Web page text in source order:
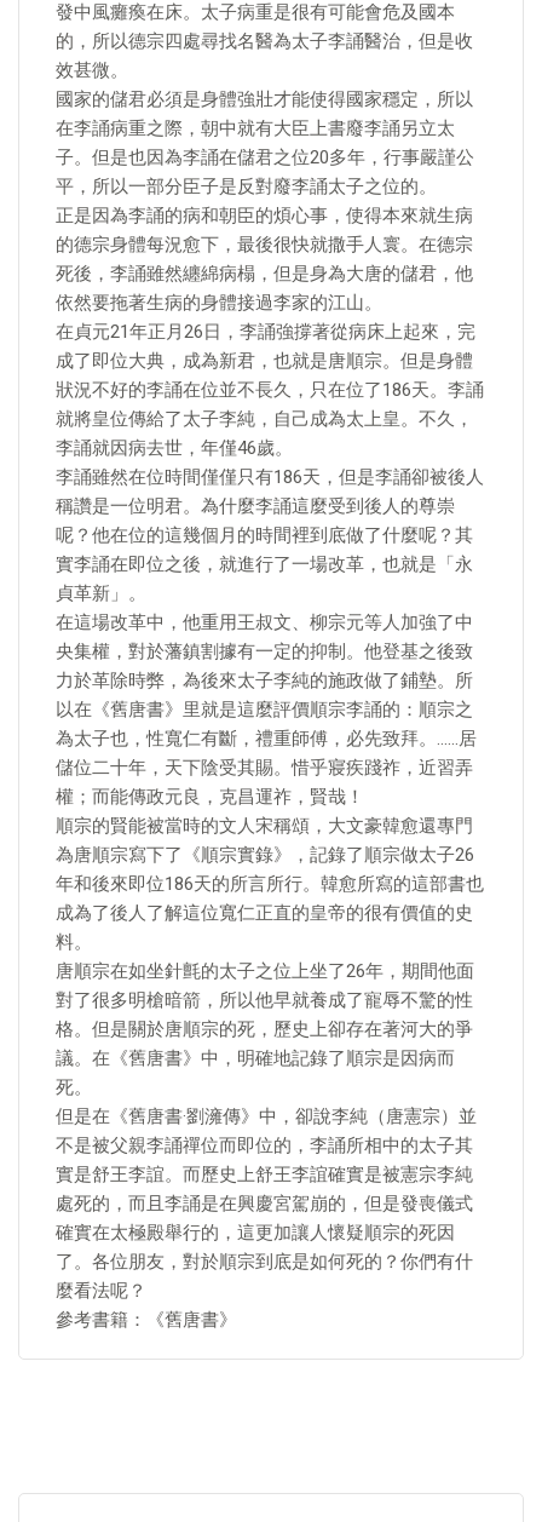
發中風癱瘓在床。太子病重是很有可能會危及國本
的，所以德宗四處尋找名醫為太子李誦醫治，但是收
效甚微。
國家的儲君必須是身體強壯才能使得國家穩定，所以
在李誦病重之際，朝中就有大臣上書廢李誦另立太
子。但是也因為李誦在儲君之位20多年，行事嚴謹公
平，所以一部分臣子是反對廢李誦太子之位的。
正是因為李誦的病和朝臣的煩心事，使得本來就生病
的德宗身體每況愈下，最後很快就撒手人寰。在德宗
死後，李誦雖然纏綿病榻，但是身為大唐的儲君，他
依然要拖著生病的身體接過李家的江山。
在貞元21年正月26日，李誦強撐著從病床上起來，完
成了即位大典，成為新君，也就是唐順宗。但是身體
狀況不好的李誦在位並不長久，只在位了186天。李誦
就將皇位傳給了太子李純，自己成為太上皇。不久，
李誦就因病去世，年僅46歲。
李誦雖然在位時間僅僅只有186天，但是李誦卻被後人
稱讚是一位明君。為什麼李誦這麼受到後人的尊崇
呢？他在位的這幾個月的時間裡到底做了什麼呢？其
實李誦在即位之後，就進行了一場改革，也就是「永
貞革新」。
在這場改革中，他重用王叔文、柳宗元等人加強了中
央集權，對於藩鎮割據有一定的抑制。他登基之後致
力於革除時弊，為後來太子李純的施政做了鋪墊。所
以在《舊唐書》里就是這麼評價順宗李誦的：順宗之
為太子也，性寬仁有斷，禮重師傅，必先致拜。……居
儲位二十年，天下陰受其賜。惜乎寢疾踐祚，近習弄
權；而能傳政元良，克昌運祚，賢哉！
順宗的賢能被當時的文人宋稱頌，大文豪韓愈還專門
為唐順宗寫下了《順宗實錄》，記錄了順宗做太子26
年和後來即位186天的所言所行。韓愈所寫的這部書也
成為了後人了解這位寬仁正直的皇帝的很有價值的史
料。
唐順宗在如坐針氈的太子之位上坐了26年，期間他面
對了很多明槍暗箭，所以他早就養成了寵辱不驚的性
格。但是關於唐順宗的死，歷史上卻存在著河大的爭
議。在《舊唐書》中，明確地記錄了順宗是因病而
死。
但是在《舊唐書·劉澭傳》中，卻說李純（唐憲宗）並
不是被父親李誦禪位而即位的，李誦所相中的太子其
實是舒王李誼。而歷史上舒王李誼確實是被憲宗李純
處死的，而且李誦是在興慶宮駕崩的，但是發喪儀式
確實在太極殿舉行的，這更加讓人懷疑順宗的死因
了。各位朋友，對於順宗到底是如何死的？你們有什
麼看法呢？
參考書籍：《舊唐書》